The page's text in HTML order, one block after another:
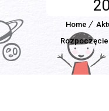
Home
Rozpoczęcie